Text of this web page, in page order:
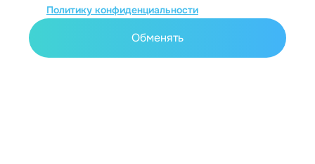
Политику конфиденциальности
Обменять